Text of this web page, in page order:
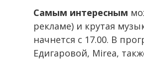
Самым интересным
рекламе) и крутая
начнется с 17.00. В
Едигаровой, Mirea,